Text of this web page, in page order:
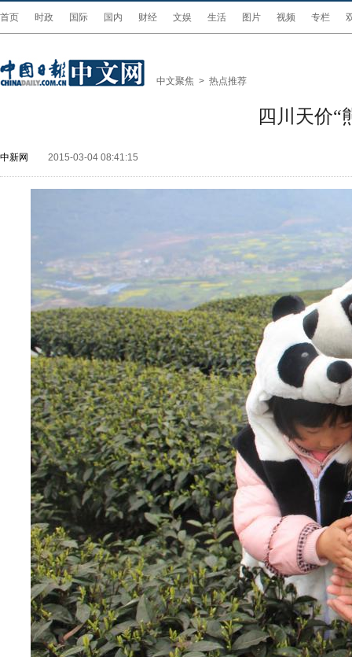
首页 时政 国际 国内 财经 文娱 生活 图片 视频 专栏
中文聚焦 > 热点推荐
四川天价“
中新网 2015-03-04 08:41:15